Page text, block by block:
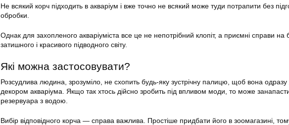
Не всякий корч підходить в акваріум і вже точно не всякий може туди потрапити без
обробки.
Однак для захопленого акваріуміста все це не непотрібний клопіт, а приємні справи на
затишного і красивого підводного світу.
Які можна застосовувати?
Розсудлива людина, зрозуміло, не схопить будь-яку зустрічну палицю, щоб вона одразу
декором акваріума . Якщо так хтось дійсно зробить під впливом моди, то може
резервуара з водою.
Вибір відповідного корча — справа важлива. Простіше придбати його в зоомагазині,